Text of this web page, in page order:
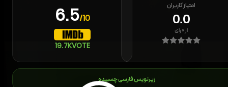
6.5/10
19.7KVOTE
امتیاز کاربران
0.0
از۰رای
زیرنویس فارسی چسبیده